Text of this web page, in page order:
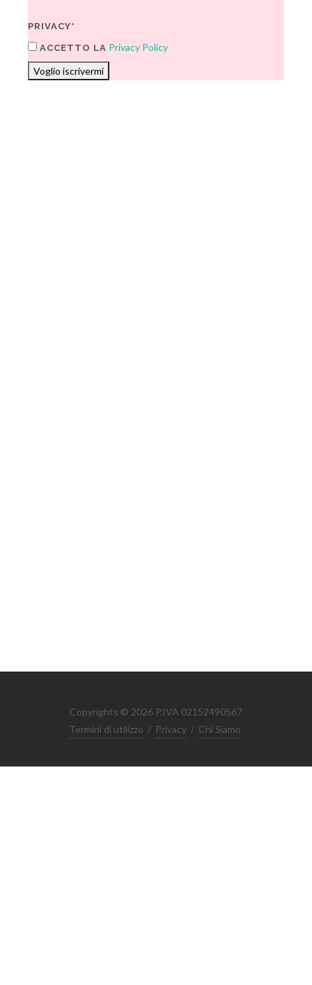
PRIVACY*
ACCETTO LA Privacy Policy
Voglio iscrivermi
Copyrights © 2026 P.IVA 02152490567
Termini di utilizzo / Privacy / Chi Siamo